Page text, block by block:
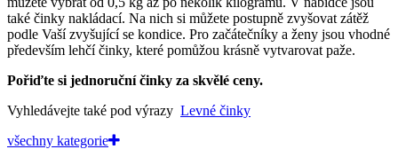
také činky nakládací. Na nich si můžete postupně zvyšovat zátěž
podle Vaší zvyšující se kondice. Pro začátečníky a ženy jsou vhodné
především lehčí činky, které pomůžou krásně vytvarovat paže.
Pořiďte si jednoruční činky za skvělé ceny.
Vyhledávejte také pod výrazy Levné činky
všechny kategorie